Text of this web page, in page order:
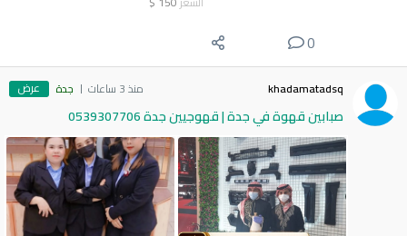
0
khadamatadsq منذ 3 ساعات جدة عرض
صبابين قهوة في جدة | قهوجيين جدة 0539307706